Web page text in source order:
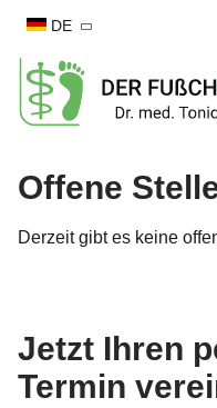
DE
Knick-
Hallux valgus
Dr.
Offene
Derzeit gibt es keine
Jetzt Ihren
Termin